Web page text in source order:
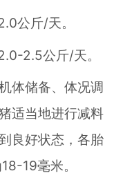
公斤/天。
2.5公斤/天。
体储备、体况调
适当地进行减料
良好状态，各胎
19毫米。